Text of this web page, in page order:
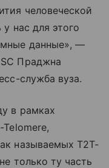
человеческой
нас для этого
данные», —
Праджна
служба вуза.
в рамках
называемых Т2Т-
только ту часть